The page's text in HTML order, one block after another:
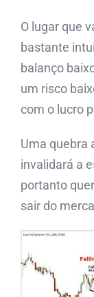
O lugar que
bastante
balanço
um risco
com o lucro
Uma quebra
invalidará a
portanto
sair do